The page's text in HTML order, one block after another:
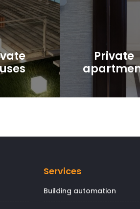
Private
Services
Building automation